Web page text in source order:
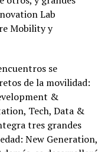
Lab
Mobility y
se
de la movilidad:
&
Tech, Data &
tres grandes
New Generation,